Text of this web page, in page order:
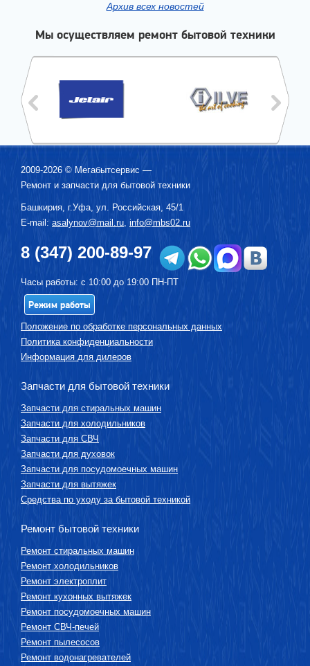
Архив всех новостей
Мы осуществляем ремонт бытовой техники
2009-2026 © Мегабытсервис —
Ремонт и запчасти для бытовой техники
Башкирия, г.Уфа, ул. Российская, 45/1
E-mail: asalynov@mail.ru, info@mbs02.ru
8 (347) 200-89-97
Часы работы: с 10:00 до 19:00 ПН-ПТ
Режим работы
Положение по обработке персональных данных
Политика конфиденциальности
Информация для дилеров
Запчасти для бытовой техники
Запчасти для стиральных машин
Запчасти для холодильников
Запчасти для СВЧ
Запчасти для духовок
Запчасти для посудомоечных машин
Запчасти для вытяжек
Средства по уходу за бытовой техникой
Ремонт бытовой техники
Ремонт стиральных машин
Ремонт холодильников
Ремонт электроплит
Ремонт кухонных вытяжек
Ремонт посудомоечных машин
Ремонт СВЧ-печей
Ремонт пылесосов
Ремонт водонагревателей